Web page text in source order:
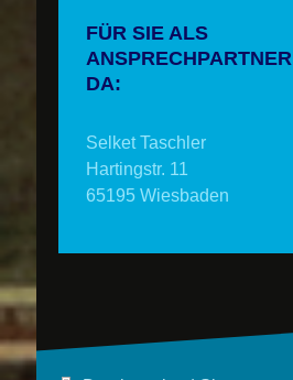
FÜR SIE ALS
ANSPRECHPARTNER
DA:
Selket Taschler
Hartingstr. 11
65195 Wiesbaden